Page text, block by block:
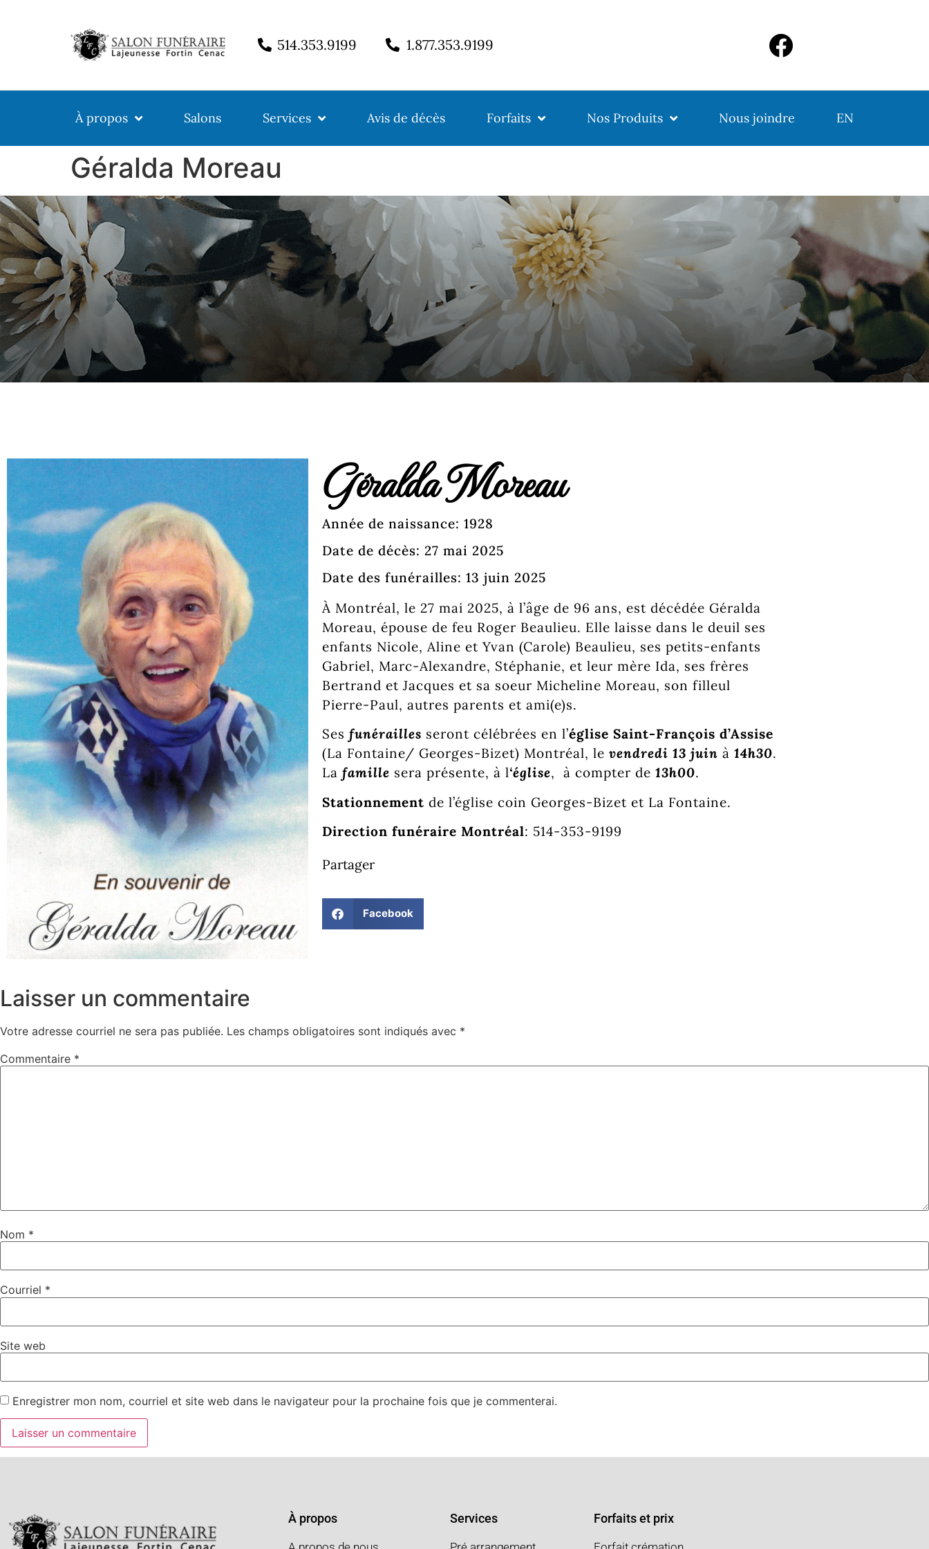
514.353.9199 1.877.353.9199
À propos Salons Services Avis de décès Forfaits Nos Produits Nous joindre EN
Géralda Moreau
Géralda Moreau
Année de naissance: 1928
Date de décès: 27 mai 2025
Date des funérailles: 13 juin 2025
À Montréal, le 27 mai 2025, à l’âge de 96 ans, est décédée Géralda
Moreau, épouse de feu Roger Beaulieu. Elle laisse dans le deuil ses
enfants Nicole, Aline et Yvan (Carole) Beaulieu, ses petits-enfants
Gabriel, Marc-Alexandre, Stéphanie, et leur mère Ida, ses frères
Bertrand et Jacques et sa soeur Micheline Moreau, son filleul
Pierre-Paul, autres parents et ami(e)s.
Ses funérailles seront célébrées en l’église Saint-François d’Assise
(La Fontaine/ Georges-Bizet) Montréal, le vendredi 13 juin à 14h30.
La famille sera présente, à l‘église, à compter de 13h00.
Stationnement de l’église coin Georges-Bizet et La Fontaine.
Direction funéraire Montréal: 514-353-9199
Partager
Facebook
Laisser un commentaire
Votre adresse courriel ne sera pas publiée. Les champs obligatoires sont indiqués avec *
Commentaire *
Nom *
Courriel *
Site web
Enregistrer mon nom, courriel et site web dans le navigateur pour la prochaine fois que je commenterai.
À propos Services Forfaits et prix